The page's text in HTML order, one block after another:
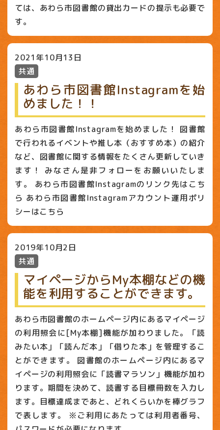
ては、あわら市図書館の貸出カードの提示も必要で
す。
2021年10月13日
共通
あわら市図書館Instagramを始
めました！！
あわら市図書館Instagramを始めました！ 図書館
で行われるイベントや推し本（おすすめ本）の紹介
など、図書館に関する情報をたくさん更新していき
ます！ みなさん是非フォローをお願いいたしま
す。 あわら市図書館Instagramのリンク先はこち
ら あわら市図書館Instagramアカウント運用ポリ
シーはこちら
2019年10月2日
共通
マイページからMy本棚などの機
能を利用することができます。
あわら市図書館のホームページ内にあるマイページ
の利用照会に[My本棚]機能が加わりました。「読
みたい本」「読んだ本」「借りた本」を管理するこ
とができます。 図書館のホームページ内にあるマ
イページの利用照会に「読書マラソン」機能が加わ
ります。期間を決めて、読書する目標冊数を入力し
ます。目標達成まであと、どれくらいかを棒グラフ
で表します。 ※ご利用にあたっては利用者番号、